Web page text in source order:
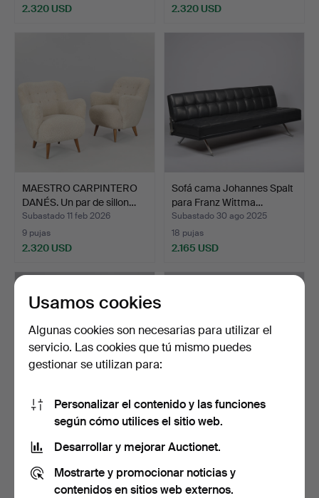
2.320 USD
2.320 USD
MAESTRO CARPINTERO
DANÉS. Un par de sillon…
Subastado 11 feb 2026
9 pujas
2.320 USD
Sofá cama Johannes Spalt
para Franz Wittma…
Subastado 30 ago 2025
18 pujas
2.165 USD
Fritz Hansen, sofá de tres
plazas, serie 8…
Subastado 6 nov 2025
10 pujas
2.167 USD
DANSK
SNEDKERMESTER. Sofá
3 pujas
2.167 USD
Usamos cookies
Algunas cookies son necesarias para utilizar el
servicio. Las cookies que tú mismo puedes
gestionar se utilizan para:
Personalizar el contenido y las funciones
según cómo utilices el sitio web.
Desarrollar y mejorar Auctionet.
Mostrarte y promocionar noticias y
contenidos en sitios web externos.